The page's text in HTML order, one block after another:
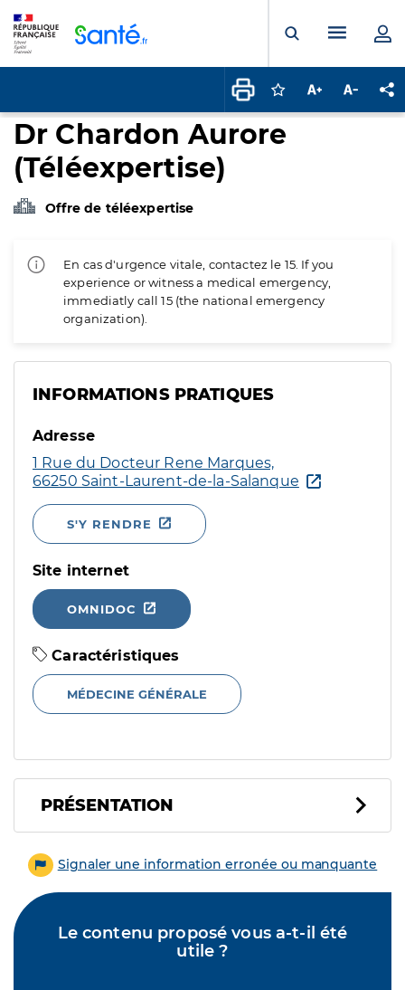
Ouvrir laMenu
Connectez-vous
Augmenter la
Dr Chardon Aurore
(Téléexpertise)
Offre de téléexpertise
En cas d'urgence vitale, contactez le 15. If you
experience or witness a medical emergency,
immediatly call 15 (the national emergency
organization).
INFORMATIONS PRATIQUES
Adresse
1 Rue du Docteur Rene Marques,
66250 Saint-Laurent-de-la-Salanque
S'Y RENDRE
Site internet
OMNIDOC
Caractéristiques
MÉDECINE GÉNÉRALE
PRÉSENTATION
Signaler une information erronée ou manquante
Le contenu proposé vous a-t-il été
utile ?